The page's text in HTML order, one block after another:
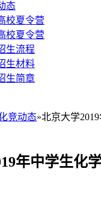
态
校夏令营
校夏令营
生流程
生材料
生简章
竞动态»北京大学
年中学生化